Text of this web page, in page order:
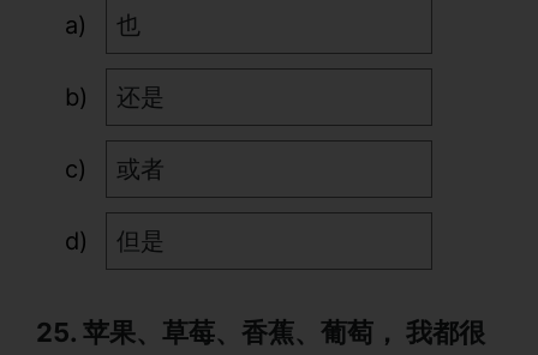
也
还是
或者
但是
25. 苹果、草莓、香蕉、葡萄， 我都很